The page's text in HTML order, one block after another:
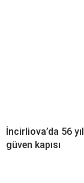
İncirliova’da 56
güven kapısı